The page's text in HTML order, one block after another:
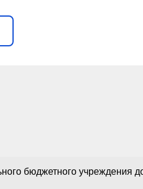
бюджетного учреждения